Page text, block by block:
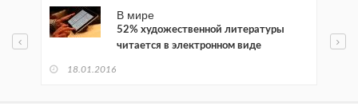
В мире
52% художественной литературы
читается в электронном виде
18.01.2016